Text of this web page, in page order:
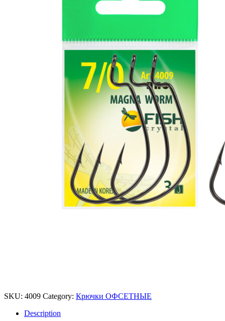
SKU: 4009 Category: Крючки ОФСЕТНЫЕ
Description